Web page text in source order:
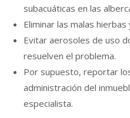
subacuáticas en las
Eliminar las malas
Evitar aerosoles de uso
resuelven el problema.
Por supuesto, reportar
administración del
especialista.